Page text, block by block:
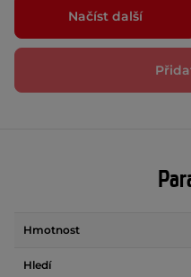
Načíst další
Hmotnost
Hledí